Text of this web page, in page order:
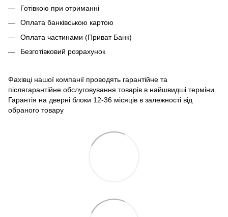
Готівкою при отриманні
Оплата банківською картою
Оплата частинами (Приват Банк)
Безготівковий розрахунок
Фахівці нашої компанії проводять гарантійне та
післягарантійне обслуговування товарів в найшвидші терміни.
Гарантія на дверні блоки 12-36 місяців в залежності від
обраного товару